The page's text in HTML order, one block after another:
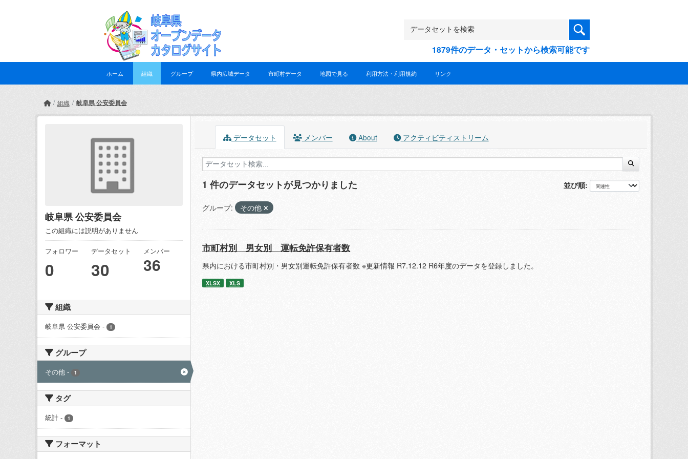
1879件のデータ・セットから検索可能です
ホーム 組織 グループ 県内広域データ 市町村データ 地図で見る 利用方法・利用規約 リンク
組織 岐阜県 公安委員会
岐阜県 公安委員会
この組織には説明がありません
フォロワー
0
データセット
30
メンバー
36
組織
岐阜県 公安委員会 - 1
グループ
その他 - 1
タグ
統計 - 1
フォーマット
データセット メンバー About アクティビティストリーム
並び順
1 件のデータセットが見つかりました
グループ: その他
市町村別 男女別 運転免許保有者数
県内における市町村別・男女別運転免許保有者数 ※更新情報 R7.12.12 R6年度のデータを登録しました。
XLSX XLS